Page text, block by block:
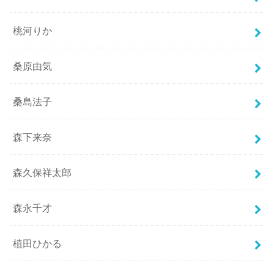
桃河りか
桑原由気
桑島法子
森下来奈
森久保祥太郎
森永千才
植田ひかる